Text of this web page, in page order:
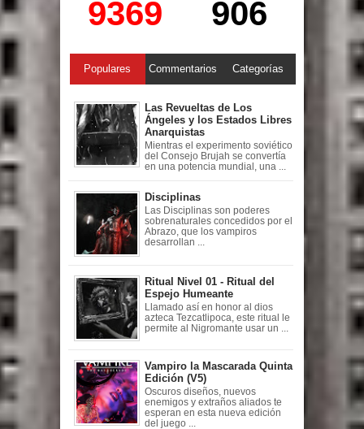
9369 906
Populares Commentarios Categorías
Las Revueltas de Los
Ángeles y los Estados Libres
Anarquistas
Mientras el experimento soviético
del Consejo Brujah se convertía
en una potencia mundial, una ...
Disciplinas
Las Disciplinas son poderes
sobrenaturales concedidos por el
Abrazo, que los vampiros
desarrollan ...
Ritual Nivel 01 - Ritual del
Espejo Humeante
Llamado así en honor al dios
azteca Tezcatlipoca, este ritual le
permite al Nigromante usar un ...
Vampiro la Mascarada Quinta
Edición (V5)
Oscuros diseños, nuevos
enemigos y extraños aliados te
esperan en esta nueva edición
del juego ...